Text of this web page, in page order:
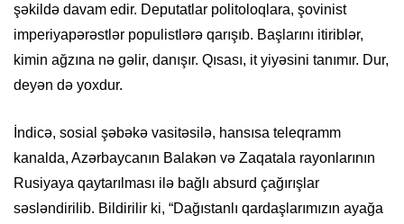
şəkildə davam edir. Deputatlar politoloqlara, şovinist
imperiyapərəstlər populistlərə qarışıb. Başlarını itiriblər,
kimin ağzına nə gəlir, danışır. Qısası, it yiyəsini tanımır. Dur,
deyən də yoxdur.
İndicə, sosial şəbəkə vasitəsilə, hansısa teleqramm
kanalda, Azərbaycanın Balakən və Zaqatala rayonlarının
Rusiyaya qaytarılması ilə bağlı absurd çağırışlar
səsləndirilib. Bildirilir ki, “Dağıstanlı qardaşlarımızın ayağa